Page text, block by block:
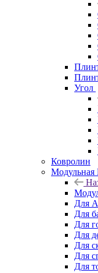
Угол
Ковролин
Для
Для
Для
Для
Для
Для
Для